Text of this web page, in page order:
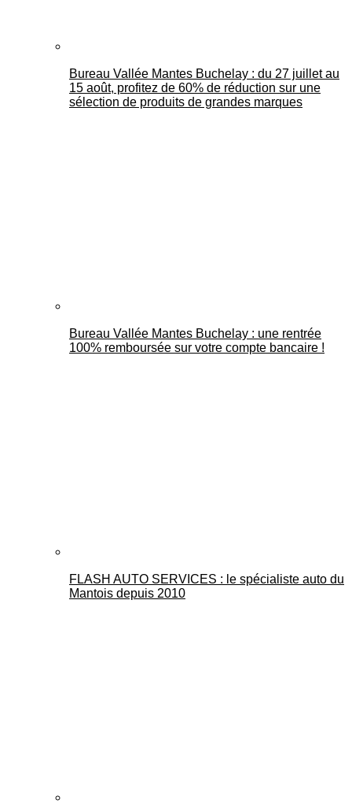
Bureau Vallée Mantes Buchelay : du 27 juillet au
15 août, profitez de 60% de réduction sur une
sélection de produits de grandes marques
Bureau Vallée Mantes Buchelay : une rentrée
100% remboursée sur votre compte bancaire !
FLASH AUTO SERVICES : le spécialiste auto du
Mantois depuis 2010